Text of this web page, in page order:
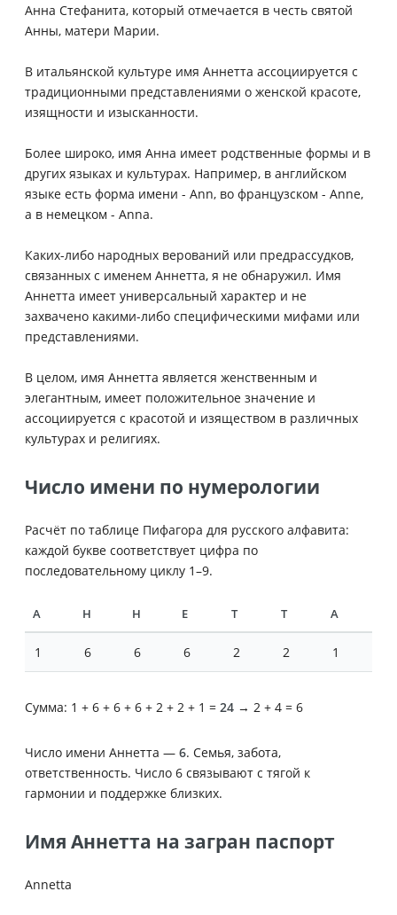
Анна Стефанита, который отмечается в честь святой
Анны, матери Марии.
В итальянской культуре имя Аннетта ассоциируется с
традиционными представлениями о женской красоте,
изящности и изысканности.
Более широко, имя Анна имеет родственные формы и в
других языках и культурах. Например, в английском
языке есть форма имени - Ann, во французском - Anne,
а в немецком - Anna.
Каких-либо народных верований или предрассудков,
связанных с именем Аннетта, я не обнаружил. Имя
Аннетта имеет универсальный характер и не
захвачено какими-либо специфическими мифами или
представлениями.
В целом, имя Аннетта является женственным и
элегантным, имеет положительное значение и
ассоциируется с красотой и изяществом в различных
культурах и религиях.
Число имени по нумерологии
Расчёт по таблице Пифагора для русского алфавита:
каждой букве соответствует цифра по
последовательному циклу 1–9.
А Н Н Е Т Т А
1 6 6 6 2 2 1
Сумма: 1 + 6 + 6 + 6 + 2 + 2 + 1 = 24 → 2 + 4 = 6
Число имени Аннетта — 6. Семья, забота,
ответственность. Число 6 связывают с тягой к
гармонии и поддержке близких.
Имя Аннетта на загран паспорт
Annetta